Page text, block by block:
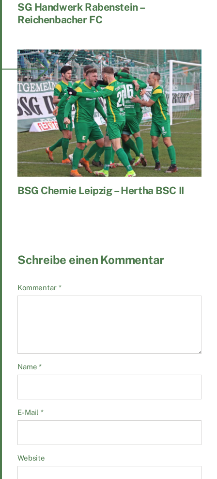
SG Handwerk Rabenstein –
Reichenbacher FC
BSG Chemie Leipzig – Hertha BSC II
Schreibe einen Kommentar
Kommentar *
Name*
E-Mail *
Website